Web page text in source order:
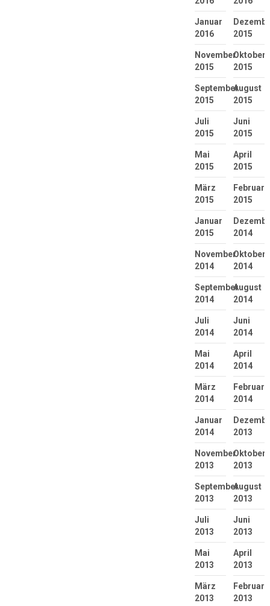
Januar
2016
2015
November
2015
Oktober
2015
September
2015
August
2015
Juli
2015
Juni
2015
Mai
2015
April
2015
März
2015
Februar
2015
Januar
2015
2014
November
2014
Oktober
2014
September
2014
August
2014
Juli
2014
Juni
2014
Mai
2014
April
2014
März
2014
Februar
2014
Januar
2014
2013
November
2013
Oktober
2013
September
2013
August
2013
Juli
2013
Juni
2013
Mai
2013
April
2013
März
2013
Februar
2013